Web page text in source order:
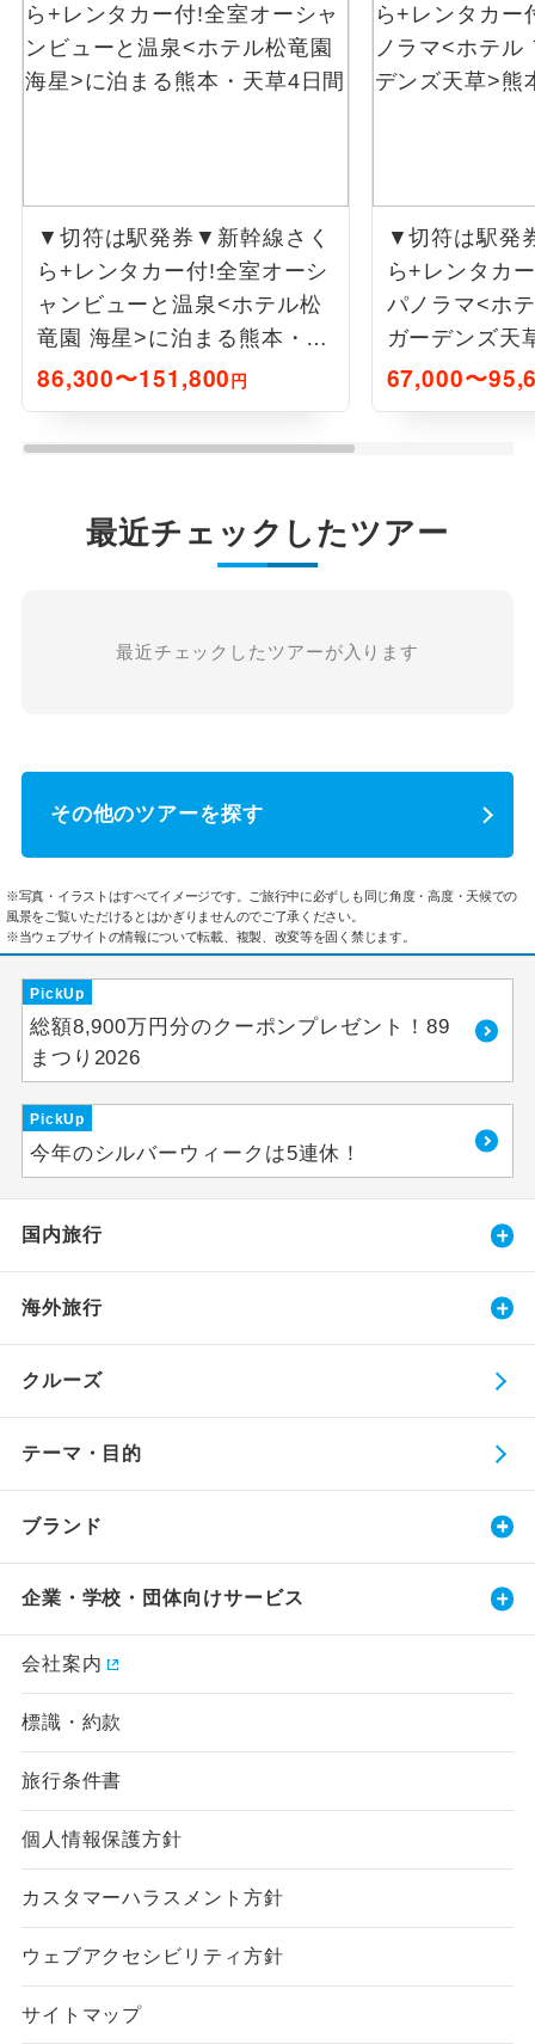
▼切符は駅発券▼新幹線さく
ら+レンタカー付!全室オーシ
ャンビューと温泉<ホテル松
竜園 海星>に泊まる熊本・天
草4日間
86,300〜151,800円
▼切符は駅発
ら+レンタカ
パノラマ<ホ
ガーデンズ天
3日間
67,000〜
最近チェックしたツアー
最近チェックしたツアーが入ります
その他のツアーを探す
※写真・イラストはすべてイメージです。ご旅行中に必ずしも同じ角度・高度・天候での
風景をご覧いただけるとはかぎりませんのでご了承ください。
※当ウェブサイトの情報について転載、複製、改変等を固く禁じます。
PickUp
総額8,900万円分のクーポンプレゼント！89
まつり2026
PickUp
今年のシルバーウィークは5連休！
国内旅行
海外旅行
クルーズ
テーマ・目的
ブランド
企業・学校・団体向けサービス
会社案内
標識・約款
旅行条件書
個人情報保護方針
カスタマーハラスメント方針
ウェブアクセシビリティ方針
サイトマップ